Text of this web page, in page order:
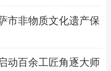
非物质文化遗产保
动百余工匠角逐大师